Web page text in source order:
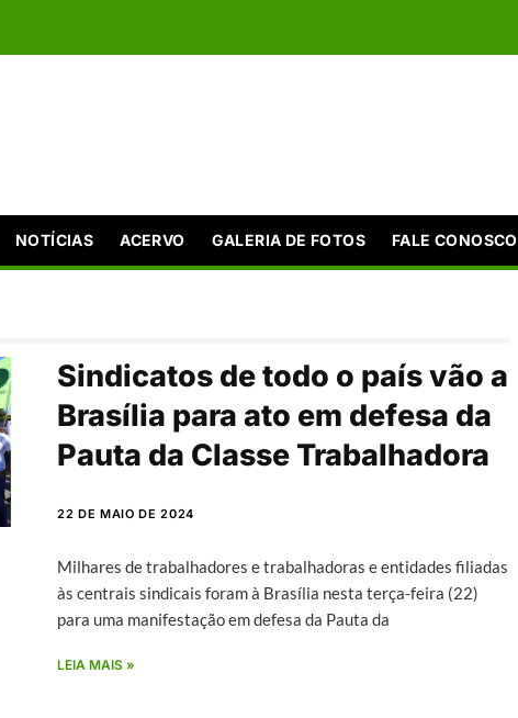
NOTÍCIAS ACERVO GALERIA DE FOTOS FALE CONOSCO
Sindicatos de todo o país vão a
Brasília para ato em defesa da
Pauta da Classe Trabalhadora
22 DE MAIO DE 2024
Milhares de trabalhadores e trabalhadoras e entidades filiadas
às centrais sindicais foram à Brasília nesta terça-feira (22)
para uma manifestação em defesa da Pauta da
LEIA MAIS »